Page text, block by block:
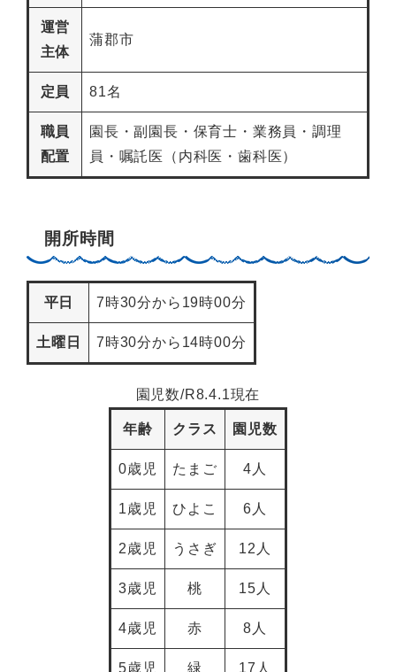
運営
主体
蒲郡市
定員 81名
職員
配置
園長・副園長・保育士・業務員・調理
員・嘱託医（内科医・歯科医）
開所時間
平日 7時30分から19時00分
土曜日 7時30分から14時00分
園児数/R8.4.1現在
年齢 クラス 園児数
0歳児 たまご 4人
1歳児 ひよこ 6人
2歳児 うさぎ 12人
3歳児 桃 15人
4歳児 赤 8人
5歳児 緑 17人